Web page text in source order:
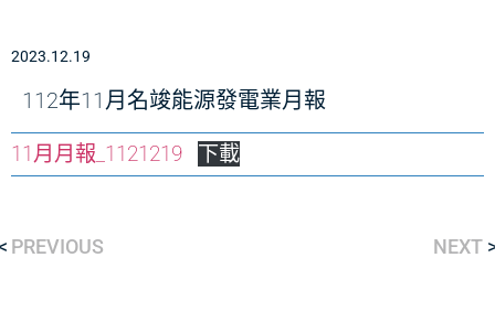
2023.12.19
112年11月名竣能源發電業月報
11月月報_1121219 下載
NEXT
PREVIOUS